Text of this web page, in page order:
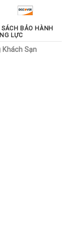
₫.
BẢO HÀNH
LỰC
Khách Sạn